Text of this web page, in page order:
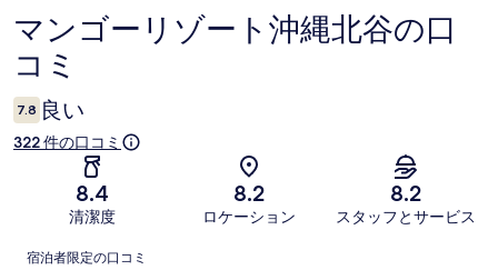
口
コ
ミ
マンゴーリゾート沖縄北谷の口
コミ
7.8 良い
322 件の口コミ
8.4
清潔度
8.2
ロケーション
8.2
スタッフとサービス
口
宿泊者限定の口コミ